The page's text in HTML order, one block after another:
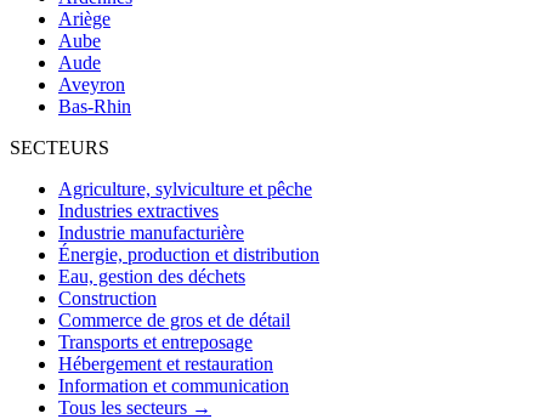
Ariège
Aube
Aude
Aveyron
Bas-Rhin
SECTEURS
Agriculture, sylviculture et pêche
Industries extractives
Industrie manufacturière
Énergie, production et distribution
Eau, gestion des déchets
Construction
Commerce de gros et de détail
Transports et entreposage
Hébergement et restauration
Information et communication
Tous les secteurs →